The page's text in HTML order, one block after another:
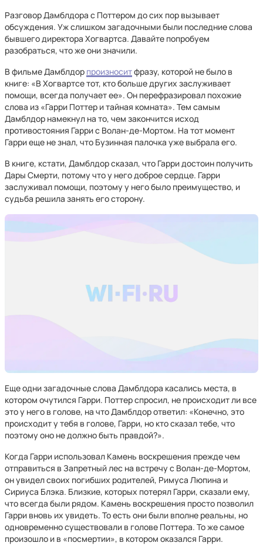
Разговор Дамблдора с Поттером до сих пор вызывает
обсуждения. Уж слишком загадочными были последние слова
бывшего директора Хогвартса. Давайте попробуем
разобраться, что же они значили.
В фильме Дамблдор произноситфразу, которой не было в
книге: «В Хогвартсе тот, кто больше других заслуживает
помощи, всегда получает ее». Он перефразировал похожие
слова из «Гарри Поттер и тайная комната». Тем самым
Дамблдор намекнул на то, чем закончится исход
противостояния Гарри с Волан-де-Мортом. На тот момент
Гарри еще не знал, что Бузинная палочка уже выбрала его.
В книге, кстати, Дамблдор сказал, что Гарри достоин получить
Дары Смерти, потому что у него доброе сердце. Гарри
заслуживал помощи, поэтому у него было преимущество, и
судьба решила занять его сторону.
Еще одни загадочные слова Дамблдора касались места, в
котором очутился Гарри. Поттер спросил, не происходит ли все
это у него в голове, на что Дамблдор ответил: «Конечно, это
происходит у тебя в голове, Гарри, но кто сказал тебе, что
поэтому оно не должно быть правдой?».
Когда Гарри использовал Камень воскрешения прежде чем
отправиться в Запретный лес на встречу с Волан-де-Мортом,
он увидел своих погибших родителей, Римуса Люпина и
Сириуса Блэка. Близкие, которых потерял Гарри, сказали ему,
что всегда были рядом. Камень воскрешения просто позволил
Гарри вновь их увидеть. То есть они были вполне реальны, но
одновременно существовали в голове Поттера. То же самое
произошло и в «посмертии», в котором оказался Гарри.